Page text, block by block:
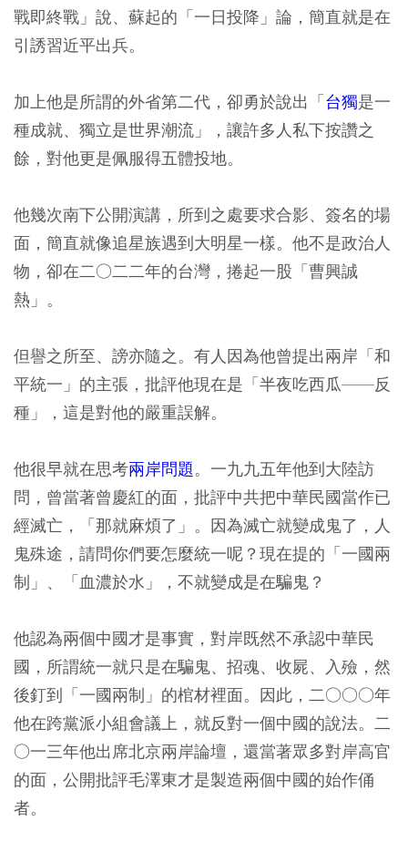
戰即終戰」說、蘇起的「一日投降」論，簡直就是在
引誘習近平出兵。
加上他是所謂的外省第二代，卻勇於說出「台獨是一
種成就、獨立是世界潮流」，讓許多人私下按讚之
餘，對他更是佩服得五體投地。
他幾次南下公開演講，所到之處要求合影、簽名的場
面，簡直就像追星族遇到大明星一樣。他不是政治人
物，卻在二○二二年的台灣，捲起一股「曹興誠
熱」。
但譽之所至、謗亦隨之。有人因為他曾提出兩岸「和
平統一」的主張，批評他現在是「半夜吃西瓜——反
種」，這是對他的嚴重誤解。
他很早就在思考兩岸問題。一九九五年他到大陸訪
問，曾當著曾慶紅的面，批評中共把中華民國當作已
經滅亡，「那就麻煩了」。因為滅亡就變成鬼了，人
鬼殊途，請問你們要怎麼統一呢？現在提的「一國兩
制」、「血濃於水」，不就變成是在騙鬼？
他認為兩個中國才是事實，對岸既然不承認中華民
國，所謂統一就只是在騙鬼、招魂、收屍、入殮，然
後釘到「一國兩制」的棺材裡面。因此，二○○○年
他在跨黨派小組會議上，就反對一個中國的說法。二
○一三年他出席北京兩岸論壇，還當著眾多對岸高官
的面，公開批評毛澤東才是製造兩個中國的始作俑
者。